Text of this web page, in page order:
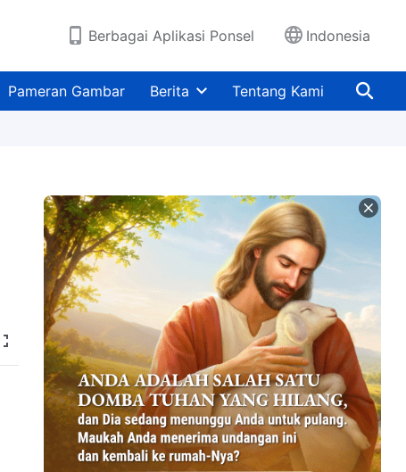
Berbagai Aplikasi Ponsel Indonesia
Pameran Gambar Berita Tentang Kami